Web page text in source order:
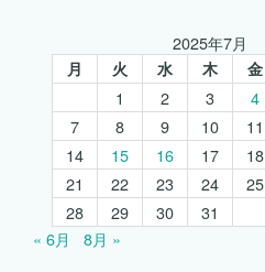
2025年7月
月 火 水 木 金
1 2 3 4
7
8 9 10 11
14
15 16 17 18
21
22 23 24 25
28
29 30
31
« 6月
8月 »